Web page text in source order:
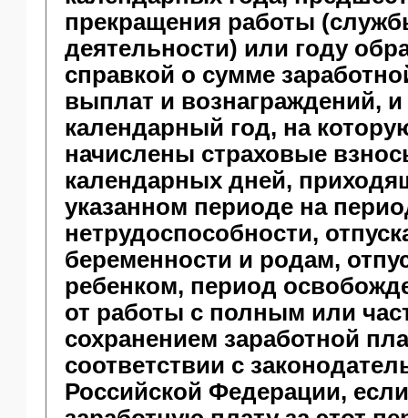
прекращения работы
деятельности) или году
справкой о сумме
выплат и вознаграждений,
календарный год, на
начислены страховые
календарных дней,
указанном периоде на
нетрудоспособности,
беременности и родам,
ребенком, период
от работы с полным или
сохранением заработной
соответствии с
Российской Федерации,